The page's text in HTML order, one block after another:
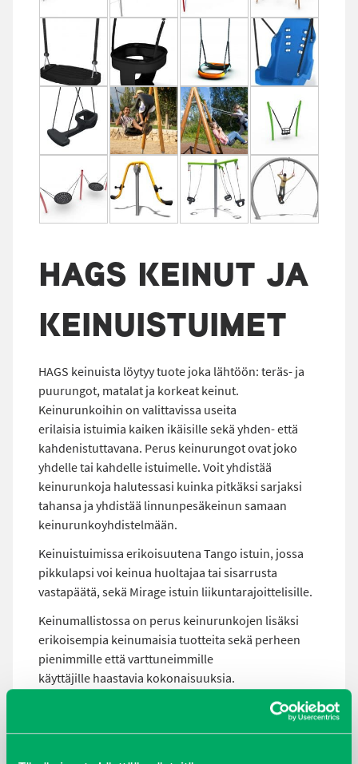
HAGS KEINUT JA
KEINUISTUIMET
HAGS keinuista löytyy tuote joka lähtöön: teräs- ja
puurungot, matalat ja korkeat keinut.
Keinurunkoihin on valittavissa useita
erilaisia istuimia kaiken ikäisille sekä yhden- että
kahdenistuttavana. Perus keinurungot ovat joko
yhdelle tai kahdelle istuimelle. Voit yhdistää
keinurunkoja halutessasi kuinka pitkäksi sarjaksi
tahansa ja yhdistää linnunpesäkeinun samaan
keinurunkoyhdistelmään.
Keinuistuimissa erikoisuutena Tango istuin, jossa
pikkulapsi voi keinua huoltajaa tai sisarrusta
vastapäätä, sekä Mirage istuin liikuntarajoittelisille.
Keinumallistossa on perus keinurunkojen lisäksi
erikoisempia keinumaisia tuotteita sekä perheen
pienimmille että varttuneimmille
käyttäjille haastavia kokonaisuuksia.
Takaisin hakuehtoihin